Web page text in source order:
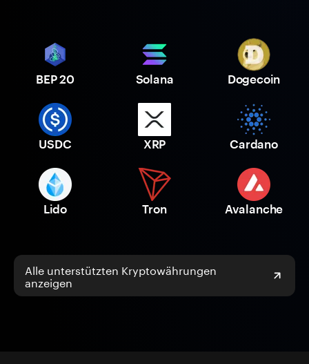
BEP 20 Solana Dogecoin
USDC XRP Cardano
Lido Tron Avalanche
Alle unterstützten Kryptowährungen
anzeigen